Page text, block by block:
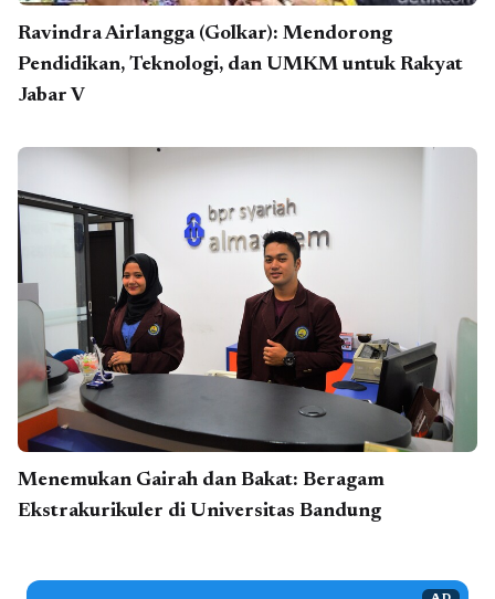
Ravindra Airlangga (Golkar): Mendorong
Pendidikan, Teknologi, dan UMKM untuk Rakyat
Jabar V
Menemukan Gairah dan Bakat: Beragam
Ekstrakurikuler di Universitas Bandung